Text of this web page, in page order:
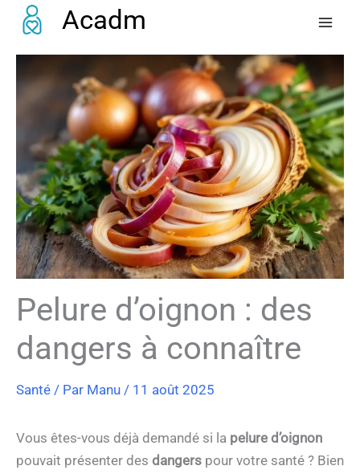
Aller
contenu
Acadm
Pelure d’oignon : des
dangers à connaître
Santé / Par Manu / 11 août 2025
Vous êtes-vous déjà demandé si la pelure d’oignon
pouvait présenter des dangers pour votre santé ? Bien